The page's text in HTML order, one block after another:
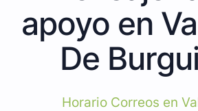
apoyo en
De
Horario Correos en